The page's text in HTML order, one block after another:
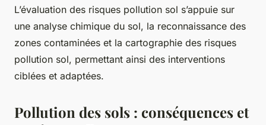
L’évaluation des risques pollution sol s’appuie sur
une analyse chimique du sol, la reconnaissance des
zones contaminées et la cartographie des risques
pollution sol, permettant ainsi des interventions
ciblées et adaptées.
Pollution des sols : conséquences et